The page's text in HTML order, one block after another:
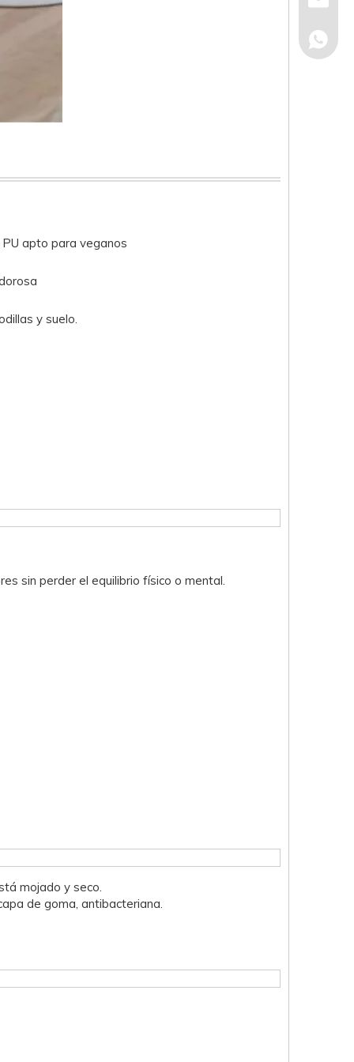
apto para veganos
y suelo.
sin perder el equilibrio físico o mental.
mojado y seco.
de goma, antibacteriana.
+86-